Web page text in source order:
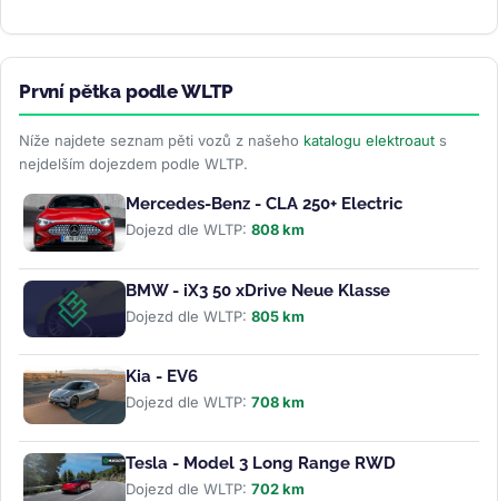
První pětka podle WLTP
Níže najdete seznam pěti vozů z našeho katalogu elektroaut s
nejdelším dojezdem podle WLTP.
Mercedes-Benz - CLA 250+ Electric
Dojezd dle WLTP: 808 km
BMW - iX3 50 xDrive Neue Klasse
Dojezd dle WLTP: 805 km
Kia - EV6
Dojezd dle WLTP: 708 km
Tesla - Model 3 Long Range RWD
Dojezd dle WLTP: 702 km